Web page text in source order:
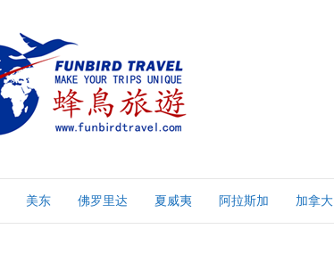
美东 佛罗里达 夏威夷 阿拉斯加 加拿大